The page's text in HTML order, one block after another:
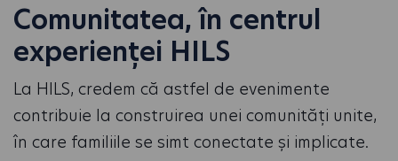
Comunitatea, în centrul
experienței HILS
La HILS, credem că astfel de evenimente
contribuie la construirea unei comunități unite,
în care familiile se simt conectate și implicate.